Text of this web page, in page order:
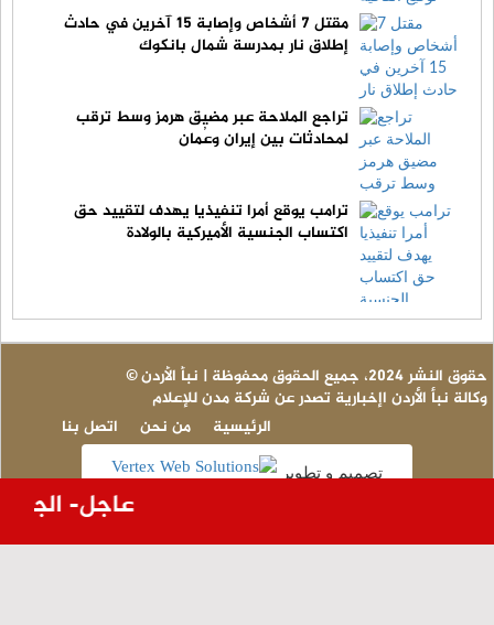
مقتل 7 أشخاص وإصابة 15 آخرين في حادث
إطلاق نار بمدرسة شمال بانكوك
تراجع الملاحة عبر مضيق هرمز وسط ترقب
لمحادثات بين إيران وعُمان
ترامب يوقع أمرا تنفيذيا يهدف لتقييد حق
اكتساب الجنسية الأميركية بالولادة
عاجل- الجيش
© حقوق النشر 2024، جميع الحقوق محفوظة | نبأ الأردن
وكالة نبأ الأردن اإخبارية تصدر عن شركة مدن للإعلام
اتصل بنا
من نحن الرئيسية
تصميم و تطوير